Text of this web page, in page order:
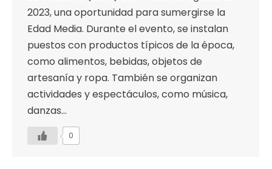
2023, una oportunidad para sumergirse la
Edad Media. Durante el evento, se instalan
puestos con productos típicos de la época,
como alimentos, bebidas, objetos de
artesanía y ropa. También se organizan
actividades y espectáculos, como música,
danzas…
0